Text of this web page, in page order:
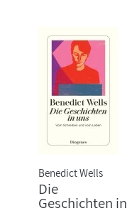
Benedict Wells
Die
Geschichten in